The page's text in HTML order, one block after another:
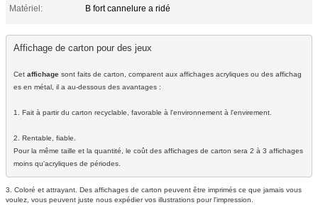
Matériel:
B fort cannelure a ridé
Affichage de carton pour des jeux
Cet affichage sont faits de carton, comparent aux affichages acryliques ou des affichag
es en métal, il a au-dessous des avantages :
1. Fait à partir du carton recyclable, favorable à l'environnement à l'envirement.
2. Rentable, fiable.
Pour la même taille et la quantité, le coût des affichages de carton sera 2 à 3 affichages
moins qu'acryliques de périodes.
3. Coloré et attrayant. Des affichages de carton peuvent être imprimés ce que jamais vous
voulez, vous peuvent juste nous expédier vos illustrations pour l'impression.